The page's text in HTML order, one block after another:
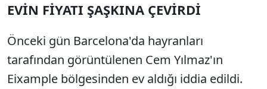
EVİN FİYATI ŞAŞKINA ÇEVİRDİ
Önceki gün Barcelona'da hayranları
tarafından görüntülenen Cem Yılmaz'ın
Eixample bölgesinden ev aldığı iddia edildi.